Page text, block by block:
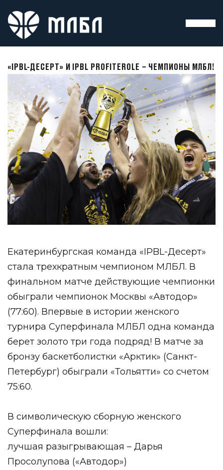
«IPBL-ДЕСЕРТ» И IPBL PROFITEROLE – ЧЕМПИОНЫ МЛБЛ!
Екатеринбургская команда «IPBL-Десерт»
стала трехкратным чемпионом МЛБЛ. В
финальном матче действующие чемпионки
обыграли чемпионок Москвы «Автодор»
(77:60). Впервые в истории женского
турнира Суперфинала МЛБЛ одна команда
берет золото три года подряд! В матче за
бронзу баскетболистки «Арктик» (Санкт-
Петербург) обыграли «Тольятти» со счетом
75:60.
В символическую сборную женского
Суперфинала вошли:
лучшая разыгрывающая – Дарья
Просолупова («Автодор»)